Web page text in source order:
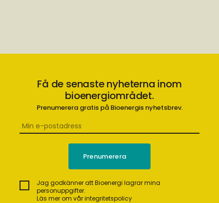
Få de senaste nyheterna inom
bioenergiområdet.
Prenumerera gratis på Bioenergis nyhetsbrev.
Jag godkänner att Bioenergi lagrar mina
personuppgifter.
Läs mer om vår integritetspolicy